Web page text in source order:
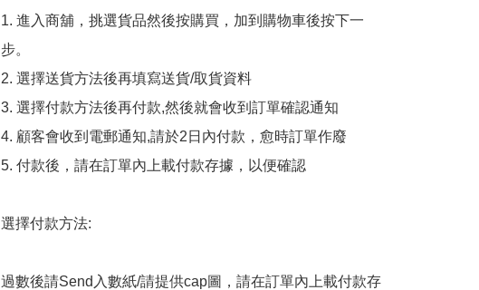
1. 進入商舖，挑選貨品然後按購買，加到購物車後按下一
步。
2. 選擇送貨方法後再填寫送貨/取貨資料
3. 選擇付款方法後再付款,然後就會收到訂單確認通知
4. 顧客會收到電郵通知,請於2日內付款，愈時訂單作廢
5. 付款後，請在訂單內上載付款存據，以便確認
選擇付款方法:
過數後請Send入數紙/請提供cap圖，請在訂單內上載付款存